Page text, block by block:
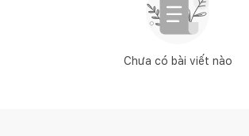
Chưa có bài viết nào